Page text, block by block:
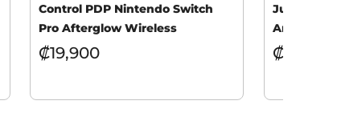
Control PDP Nintendo Switch
Pro Afterglow Wireless
₡19,900
Juego
₡